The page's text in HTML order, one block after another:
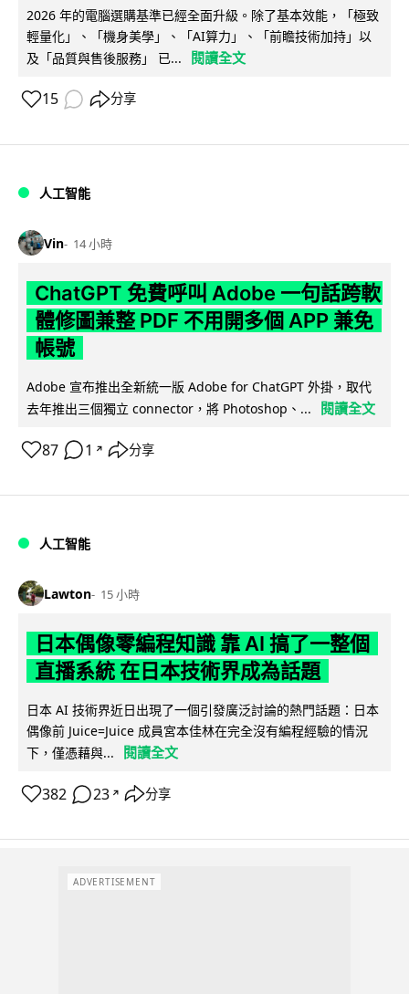
2026 年的電腦選購基準已經全面升級。除了基本效能，「極致
輕量化」、「機身美學」、「AI算力」、「前瞻技術加持」以
及「品質與售後服務」 已...
閱讀全文
15 分享
人工智能
Vin 14 小時
ChatGPT 免費呼叫 Adobe 一句話跨軟
體修圖兼整 PDF 不用開多個 APP 兼免
帳號
Adobe 宣布推出全新統一版 Adobe for ChatGPT 外掛，取代
去年推出三個獨立 connector，將 Photoshop、...
閱讀全文
87 1 ↗ 分享
人工智能
Lawton 15 小時
日本偶像零編程知識 靠 AI 搞了一整個
直播系統 在日本技術界成為話題
日本 AI 技術界近日出現了一個引發廣泛討論的熱門話題：日本
偶像前 Juice=Juice 成員宮本佳林在完全沒有編程經驗的情況
下，僅憑藉與...
閱讀全文
382 23 ↗ 分享
ADVERTISEMENT